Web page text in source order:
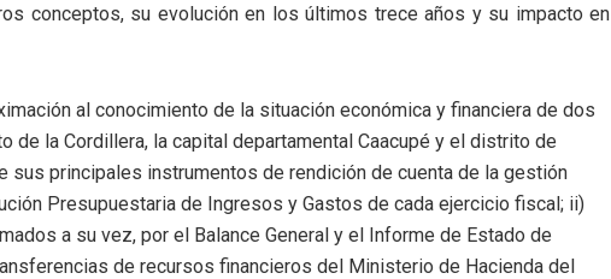
conceptos, su evolución en los últimos trece años y su impacto en
al conocimiento de la situación económica y financiera de dos
de la Cordillera, la capital departamental Caacupé y el distrito de
sus principales instrumentos de rendición de cuenta de la gestión
Presupuestaria de Ingresos y Gastos de cada ejercicio fiscal; ii)
a su vez, por el Balance General y el Informe de Estado de
de recursos financieros del Ministerio de Hacienda del